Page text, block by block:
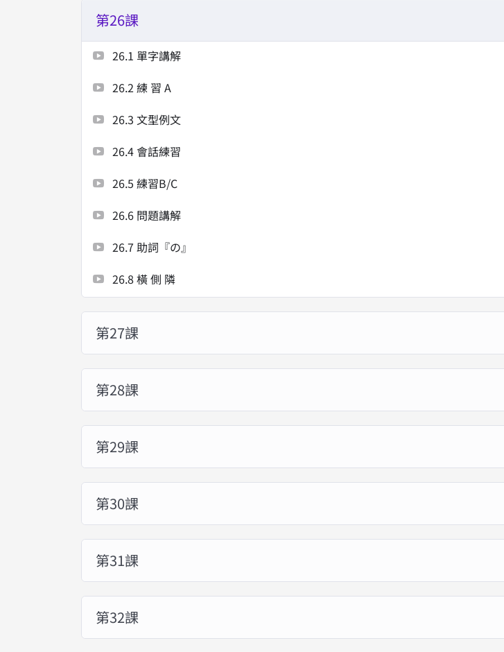
第26課
26.1 單字講解
26.2 練 習 A
26.3 文型例文
26.4 會話練習
26.5 練習B/C
26.6 問題講解
26.7 助詞『の』
26.8 橫 側 隣
第27課
第28課
第29課
第30課
第31課
第32課